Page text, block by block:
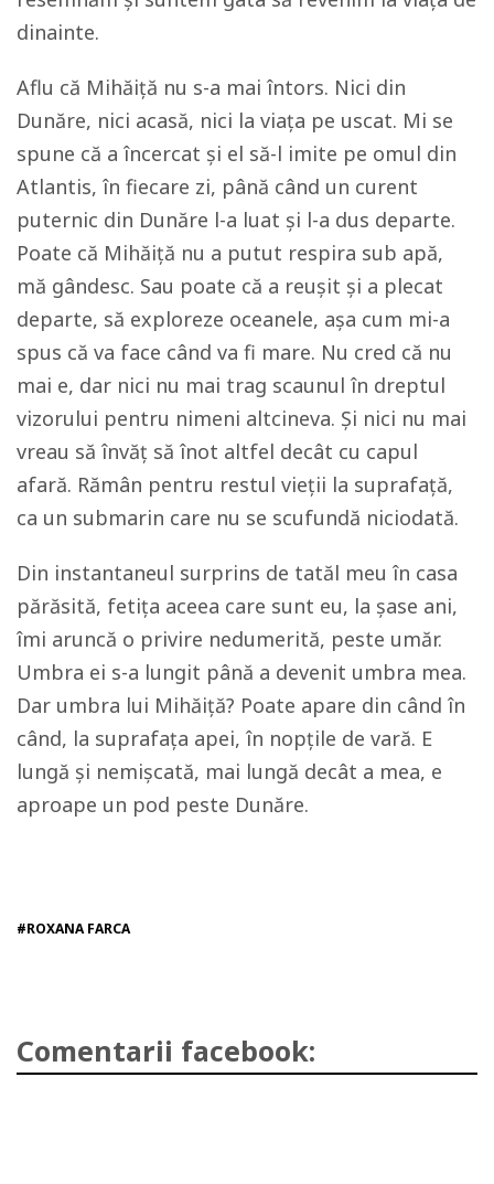
dinainte.
Aflu că Mihăiță nu s-a mai întors. Nici din
Dunăre, nici acasă, nici la viața pe uscat. Mi se
spune că a încercat și el să-l imite pe omul din
Atlantis, în fiecare zi, până când un curent
puternic din Dunăre l-a luat și l-a dus departe.
Poate că Mihăiță nu a putut respira sub apă,
mă gândesc. Sau poate că a reușit și a plecat
departe, să exploreze oceanele, așa cum mi-a
spus că va face când va fi mare. Nu cred că nu
mai e, dar nici nu mai trag scaunul în dreptul
vizorului pentru nimeni altcineva. Și nici nu mai
vreau să învăț să înot altfel decât cu capul
afară. Rămân pentru restul vieții la suprafață,
ca un submarin care nu se scufundă niciodată.
Din instantaneul surprins de tatăl meu în casa
părăsită, fetița aceea care sunt eu, la șase ani,
îmi aruncă o privire nedumerită, peste umăr.
Umbra ei s-a lungit până a devenit umbra mea.
Dar umbra lui Mihăiță? Poate apare din când în
când, la suprafața apei, în nopțile de vară. E
lungă și nemișcată, mai lungă decât a mea, e
aproape un pod peste Dunăre.
#ROXANA FARCA
Comentarii facebook: